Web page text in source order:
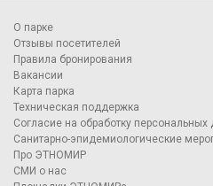
О парке
Отзывы посетителей
Правила бронирования
Вакансии
Карта парка
Техническая поддержка
Согласие на обработку персональных
Санитарно-эпидемиологические
Про ЭТНОМИР
СМИ о нас